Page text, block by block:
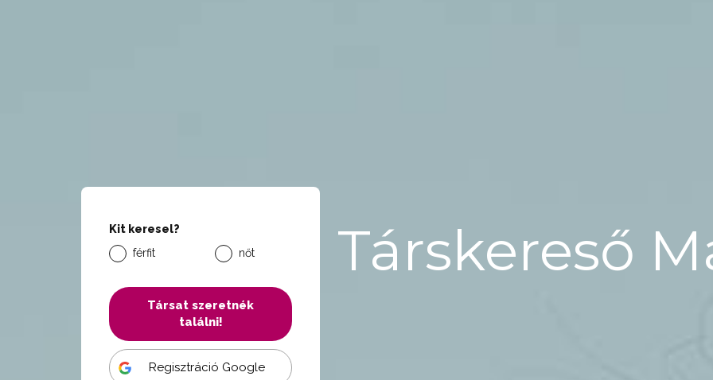
Kit keresel?
férfit
nőt
Társat szeretnék
találni!
Regisztráció Google
Társkereső